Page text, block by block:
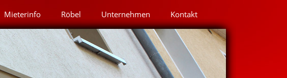
Mieterinfo Röbel Unternehmen Kontakt